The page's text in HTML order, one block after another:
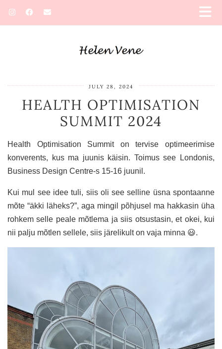
JULY 28, 2024
HEALTH OPTIMISATION
SUMMIT 2024
Health Optimisation Summit on tervise optimeerimise
konverents, kus ma juunis käisin. Toimus see Londonis,
Business Design Centre-s 15-16 juunil.
Kui mul see idee tuli, siis oli see selline üsna spontaanne
mõte “äkki läheks?”, aga mingil põhjusel ma hakkasin üha
rohkem selle peale mõtlema ja siis otsustasin, et okei, kui
nii palju mõtlen sellele, siis järelikult on vaja minna 😃.